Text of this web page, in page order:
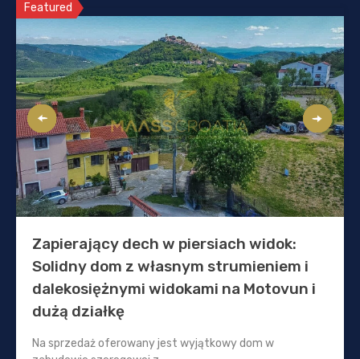
Featured
Zapierający dech w piersiach widok:
Solidny dom z własnym strumieniem i
dalekosiężnymi widokami na Motovun i
dużą działkę
Na sprzedaż oferowany jest wyjątkowy dom w